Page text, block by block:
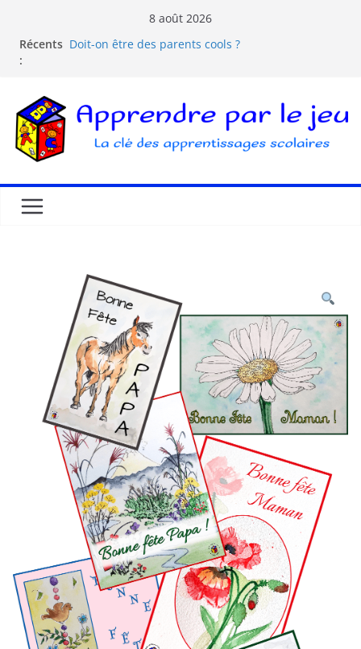
8 août 2026
Récents
:
Doit-on être des parents cools ?
La pédagogie Montessori est-elle ludique ?
Comprendre la courbe de l’oubli